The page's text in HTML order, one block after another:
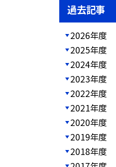
過去記事
2026年度
2025年度
2024年度
2023年度
2022年度
2021年度
2020年度
2019年度
2018年度